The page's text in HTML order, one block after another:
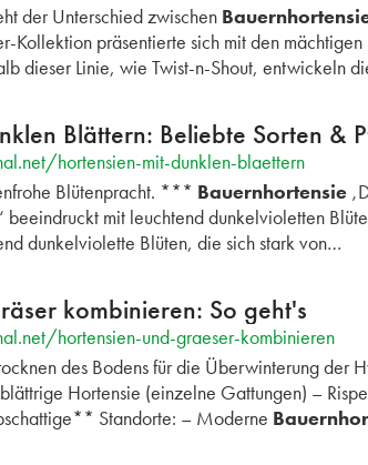
der Unterschied zwischen
Kollektion präsentierte sich mit den
dieser Linie, wie Twist-n-Shout, entwickeln
Blättern: Beliebte Sorten &
hortensien-mit-dunklen-blaettern
Blütenpracht. *** Bauernhortensie
beeindruckt mit leuchtend dunkelvioletten
dunkelviolette Blüten, die sich stark von…
kombinieren: So geht's
hortensien-und-graeser-kombinieren
des Bodens für die Überwinterung
Hortensie (einzelne Gattungen) –
Standorte: – Moderne